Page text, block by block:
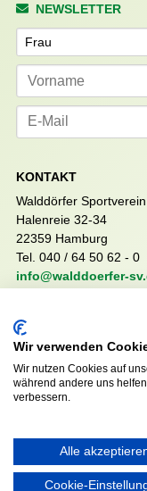
NEWSLETTER
Anrede
KONTAKT
Walddörfer Sportverein
Halenreie 32-34
22359 Hamburg
Tel. 040 / 64 50 62 - 0
info@walddoerfer-
MEDIA
RECHTLICHES
Wir verwenden
Wir nutzen Cookies auf
während andere uns
verbessern.
Alle
Cookie-